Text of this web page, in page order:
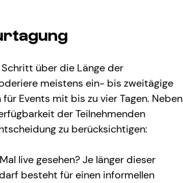
über die Länge der
meistens ein- bis zweitägige
Events mit bis zu vier Tagen. Neben
der Teilnehmenden
zu berücksichtigen:
live gesehen? Je länger dieser
besteht für einen informellen